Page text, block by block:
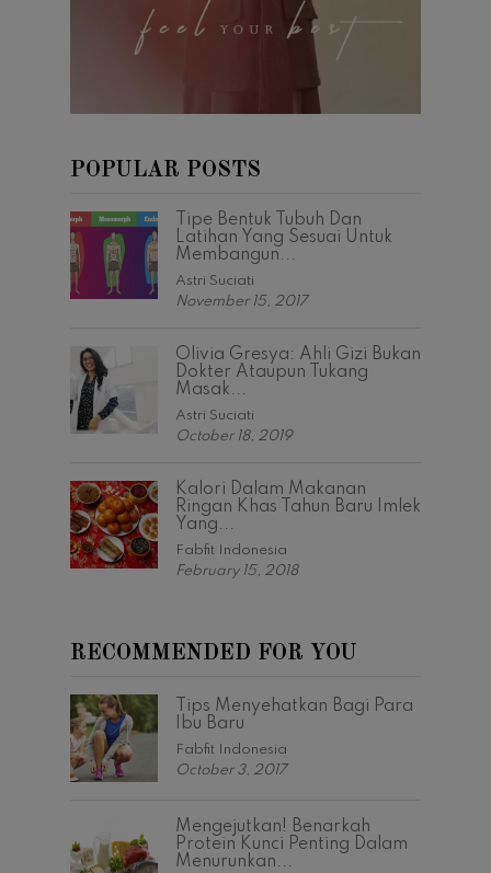
POPULAR POSTS
Tipe Bentuk Tubuh Dan
Latihan Yang Sesuai Untuk
Membangun...
Astri Suciati
November 15, 2017
Olivia Gresya: Ahli Gizi Bukan
Dokter Ataupun Tukang
Masak...
Astri Suciati
October 18, 2019
Kalori Dalam Makanan
Ringan Khas Tahun Baru Imlek
Yang...
Fabfit Indonesia
February 15, 2018
RECOMMENDED FOR YOU
Tips Menyehatkan Bagi Para
Ibu Baru
Fabfit Indonesia
October 3, 2017
Mengejutkan! Benarkah
Protein Kunci Penting Dalam
Menurunkan...